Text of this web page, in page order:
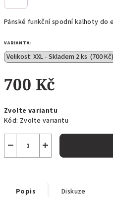
Pánské funkční spodní kalhoty do
VARIANTA:
700 Kč
cena:
Zvolte variantu
Kód: Zvolte variantu
+
−
Popis Diskuze